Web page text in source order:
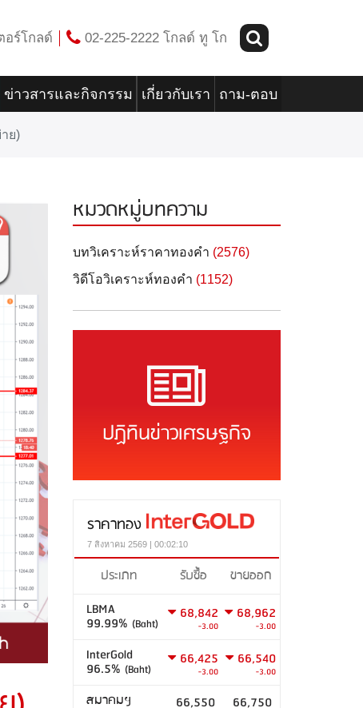
อร์โกลด์ 02-225-2222 โกลด์ ทู โก
ข่าวสารและกิจกรรม เกี่ยวกับเรา ถาม-ตอบ
ย)
หมวดหมู่บทความ
บทวิเคราะห์ราคาทองคำ (2576)
วิดีโอวิเคราะห์ทองคำ (1152)
ปฏิทินข่าวเศรษฐกิจ
ราคาทอง
7 สิงหาคม 2569 | 00:02:10
ประเภท รับซื้อ
ขายออก
LBMA
99.99% (Baht)
68,842
-3.00
68,962
-3.00
InterGold
96.5% (Baht)
66,425
-3.00
66,540
-3.00
สมาคมฯ 66,550 66,750